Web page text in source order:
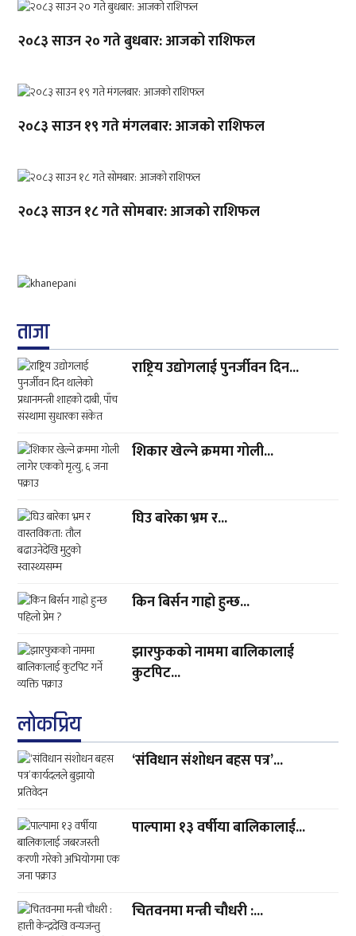
२०८३ साउन २० गते बुधबार: आजको राशिफल
२०८३ साउन १९ गते मंगलबार: आजको राशिफल
२०८३ साउन १८ गते सोमबार: आजको राशिफल
ताजा
राष्ट्रिय उद्योगलाई पुनर्जीवन दिन...
शिकार खेल्ने क्रममा गोली...
घिउ बारेका भ्रम र...
किन बिर्सन गाह्रो हुन्छ...
झारफुकको नाममा बालिकालाई
कुटपिट...
लाेकप्रिय
‘संविधान संशोधन बहस पत्र’...
पाल्पामा १३ वर्षीया बालिकालाई...
चितवनमा मन्त्री चौधरी :...